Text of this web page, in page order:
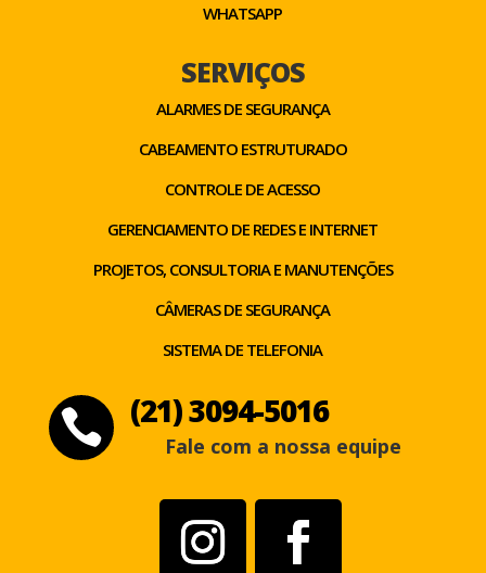
WHATSAPP
SERVIÇOS
ALARMES DE SEGURANÇA
CABEAMENTO ESTRUTURADO
CONTROLE DE ACESSO
GERENCIAMENTO DE REDES E INTERNET
PROJETOS, CONSULTORIA E MANUTENÇÕES
CÂMERAS DE SEGURANÇA
SISTEMA DE TELEFONIA
 (21) 3094-5016
Fale com a nossa equipe